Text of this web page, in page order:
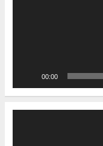
00:00
Video-